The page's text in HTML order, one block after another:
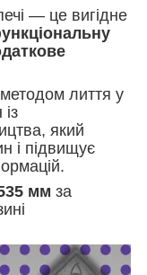
— це вигідне
лиття у
який
і підвищує
мм за